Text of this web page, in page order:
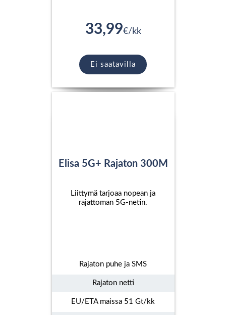
33,99€/kk
Ei saatavilla
Elisa 5G+ Rajaton 300M
Liittymä tarjoaa nopean ja
rajattoman 5G-netin.
Rajaton puhe ja SMS
Rajaton netti
EU/ETA maissa 51 Gt/kk